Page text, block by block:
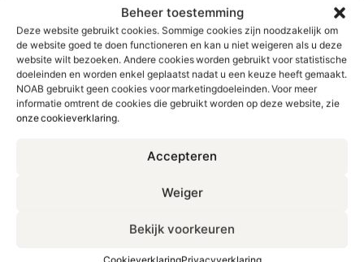
Beheer toestemming
Deze website gebruikt cookies. Sommige cookies zijn noodzakelijk om
de website goed te doen functioneren en kan u niet weigeren als u deze
website wilt bezoeken. Andere cookies worden gebruikt voor statistische
doeleinden en worden enkel geplaatst nadat u een keuze heeft gemaakt.
NOAB gebruikt geen cookies voor marketingdoeleinden. Voor meer
informatie omtrent de cookies die gebruikt worden op deze website, zie
onze cookieverklaring.
Accepteren
Weiger
Bekijk voorkeuren
Al eeuwenlang hebben advocaten zich verenigd in gilden,
zoals het Broederschap van Sint-Ivo, de patroonheilige van
de advocaten. De Franse revolutie bracht echter
verandering en schafte niet alleen deze gilden, maar ook
het beroep van advocaat en procureur af. Hierdoor was
rechtbank. In de nasleep van deze chaotische periode
en hen omschreef als ‘praatzieke opruiers’, met zijn
van Ordes van advocaten. Al enkele maanden later, in 1811,
werd de Brusselse Orde van advocaten opgericht, met Mr.